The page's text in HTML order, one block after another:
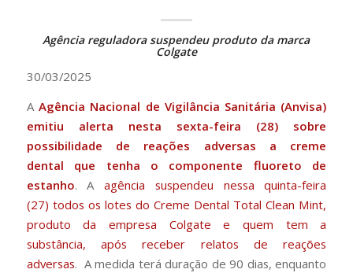
Agência reguladora suspendeu produto da marca
Colgate
30/03/2025
A Agência Nacional de Vigilância Sanitária (Anvisa)
emitiu alerta nesta sexta-feira (28) sobre
possibilidade de reações adversas a creme
dental que tenha o componente fluoreto de
estanho. Aagência suspendeu nessa quinta-feira
(27) todos os lotes do Creme Dental Total Clean Mint,
produto da empresa Colgate e quem tem a
substância, após receber relatos de reações
adversas. A medida terá duração de 90 dias, enquanto